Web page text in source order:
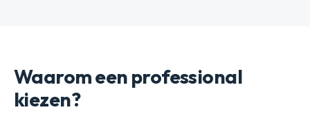
Waarom een professional
kiezen?